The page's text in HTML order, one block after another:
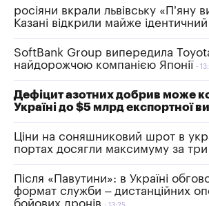
росіяни вкрали львівську «П’яну
Казані відкрили майже
SoftBank Group випередила
найдорожчою компанією Японії
Дефіцит азотних добрив може
Україні до $5 млрд експортної
Ціни на соняшниковий шрот в
портах досягли максимуму за
Після «Павутини»: в Україні
формат служби – дистанційних
бойових дронів